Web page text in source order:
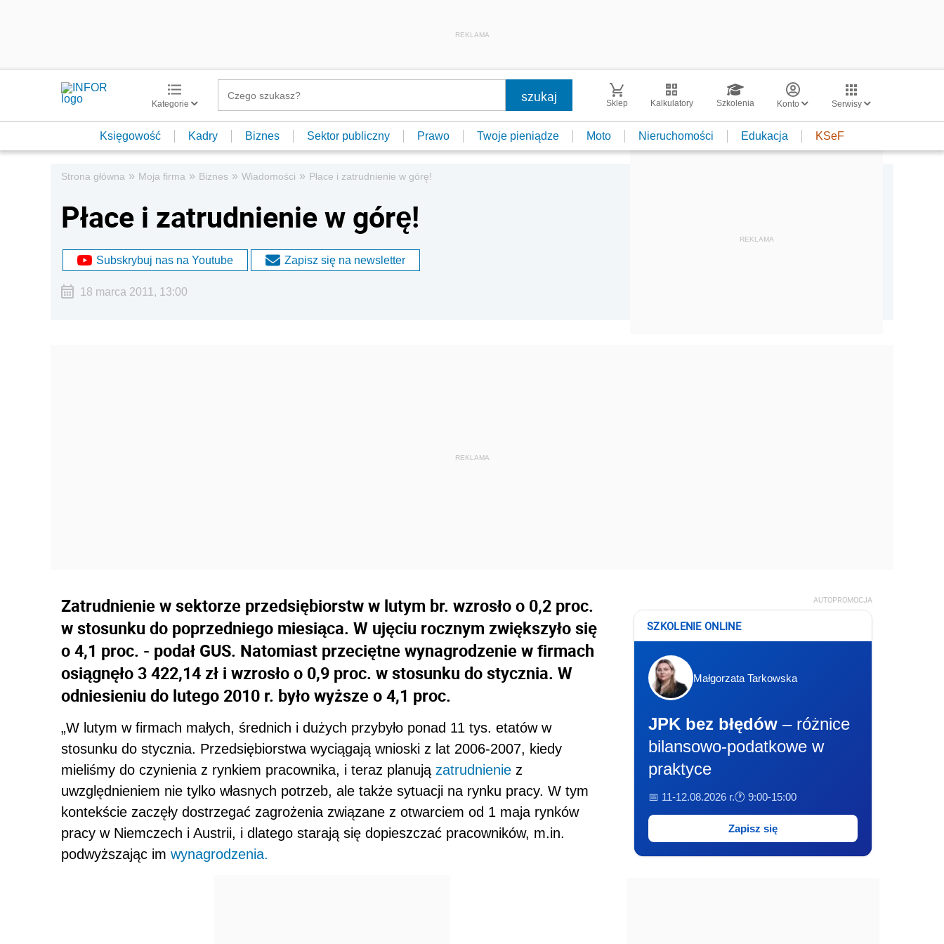
REKLAMA
Kategorie Sklep Kalkulatory Szkolenia Konto Serwisy
Księgowość Kadry Biznes Sektor publiczny Prawo Twoje pieniądze Moto Nieruchomości Edukacja KSeF
Strona główna » Moja firma » Biznes » Wiadomości » Płace i zatrudnienie w górę!
Płace i zatrudnienie w górę!
Subskrybuj nas na Youtube Zapisz się na newsletter
18 marca 2011, 13:00
REKLAMA
Zatrudnienie w sektorze przedsiębiorstw w lutym br. wzrosło o 0,2 proc.
w stosunku do poprzedniego miesiąca. W ujęciu rocznym zwiększyło się
o 4,1 proc. - podał GUS. Natomiast przeciętne wynagrodzenie w firmach
osiągnęło 3 422,14 zł i wzrosło o 0,9 proc. w stosunku do stycznia. W
odniesieniu do lutego 2010 r. było wyższe o 4,1 proc.
„W lutym w firmach małych, średnich i dużych przybyło ponad 11 tys. etatów w
stosunku do stycznia. Przedsiębiorstwa wyciągają wnioski z lat 2006-2007, kiedy
mieliśmy do czynienia z rynkiem pracownika, i teraz planują zatrudnienie z
uwzględnieniem nie tylko własnych potrzeb, ale także sytuacji na rynku pracy. W tym
kontekście zaczęły dostrzegać zagrożenia związane z otwarciem od 1 maja rynków
pracy w Niemczech i Austrii, i dlatego starają się dopieszczać pracowników, m.in.
podwyższając im wynagrodzenia.
AUTOPROMOCJA
SZKOLENIE ONLINE
Małgorzata Tarkowska
JPK bez błędów – różnice
bilansowo-podatkowe w
praktyce
📅 11-12.08.2026 r.🕐 9:00-15:00
Zapisz się